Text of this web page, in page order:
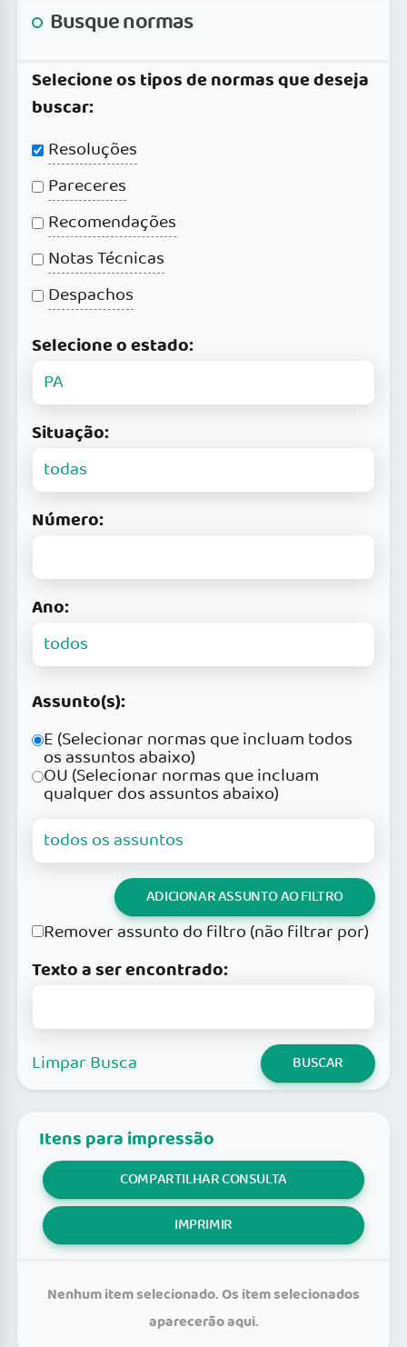
Busque normas
Selecione os tipos de normas que deseja
buscar:
Resoluções
Pareceres
Recomendações
Notas Técnicas
Despachos
Selecione o estado:
Situação:
Número:
Ano:
Assunto(s):
E (Selecionar normas que incluam todos
os assuntos abaixo)
OU (Selecionar normas que incluam
qualquer dos assuntos abaixo)
ADICIONAR ASSUNTO AO FILTRO
Remover assunto do filtro (não filtrar por)
Texto a ser encontrado:
Limpar Busca BUSCAR
Itens para impressão
COMPARTILHAR CONSULTA
IMPRIMIR
Nenhum item selecionado. Os item selecionados
aparecerão aqui.